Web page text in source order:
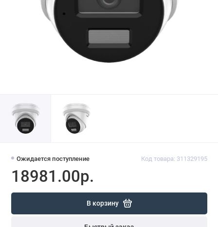
Ожидается поступление Код товара: 311329195
18981.00р.
В корзину